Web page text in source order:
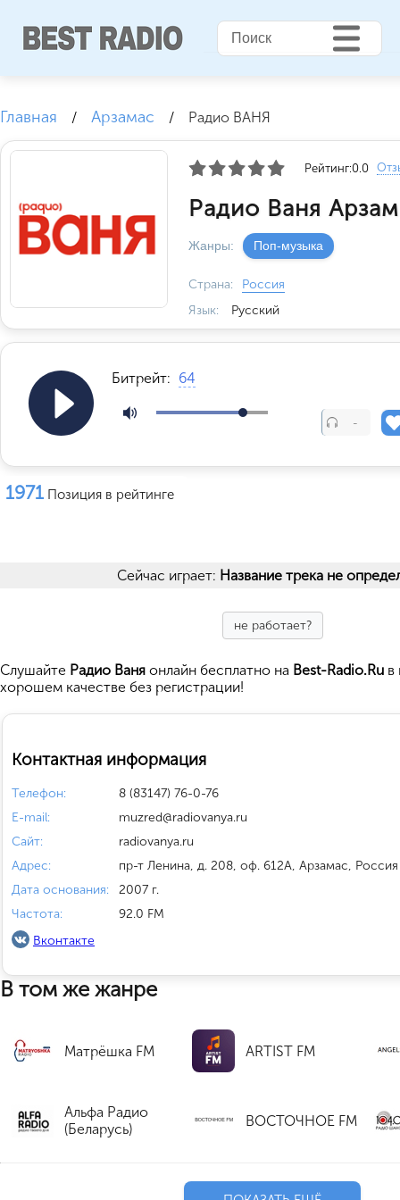
Главная / Арзамас / Радио ВАНЯ
Рейтинг:0.0
Радио Ваня
Жанры: Поп-музыка
Страна:
Россия
Язык:
Русский
Битрейт: 64
-
1971 Позиция в рейтинге
Сейчас играет: Название трека не
не работает?
Cлушайте Радио Ваня онлайн бесплатно на Best-Radio.Ru в
хорошем качестве без регистрации!
Контактная информация
Телефон:
8 (83147) 76-0-76
E-mail:
muzred@radiovanya.ru
Сайт:
radiovanya.ru
Адрес:
пр-т Ленина, д. 208, оф. 612А, Арзамас, Россия
Дата основания:
2007 г.
Частота:
92.0 FM
Вконтакте
В том же жанре
Матрёшка FM ARTIST FM
Альфа Радио
(Беларусь)
ВОСТОЧНОЕ FM